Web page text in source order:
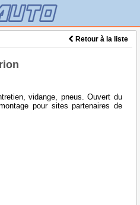
Retour à la liste
vidange, pneus. Ouvert du
pour sites partenaires de